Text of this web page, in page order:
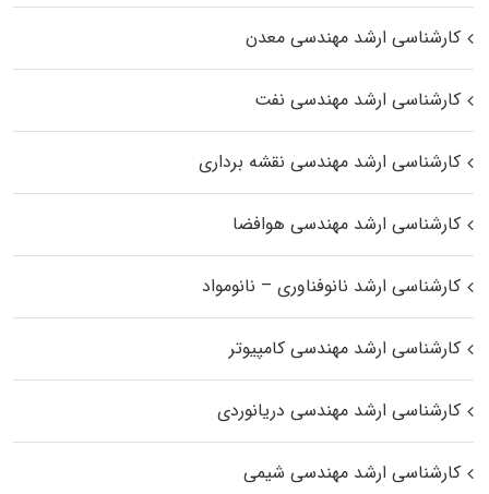
کارشناسی ارشد مهندسی معدن
کارشناسی ارشد مهندسی نفت
کارشناسی ارشد مهندسی نقشه برداری
کارشناسی ارشد مهندسی هوافضا
کارشناسی ارشد نانوفناوری – نانومواد
کارشناسی ارشد مهندسی کامپیوتر
کارشناسی ارشد مهندسی دریانوردی
کارشناسی ارشد مهندسی شیمی